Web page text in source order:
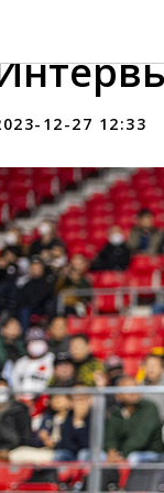
«Пока
12-27 12:33